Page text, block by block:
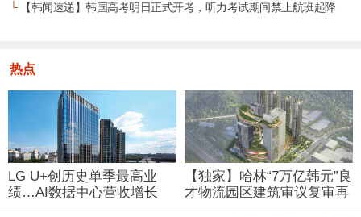
└【韩闻速递】韩国高考明日正式开考，听力考试期间禁止航班起降
热点
LG U+创历史单季最高业
绩…AI数据中心营收增长
【独家】哈林“7万亿韩元”良
才物流园区建筑审议复审再